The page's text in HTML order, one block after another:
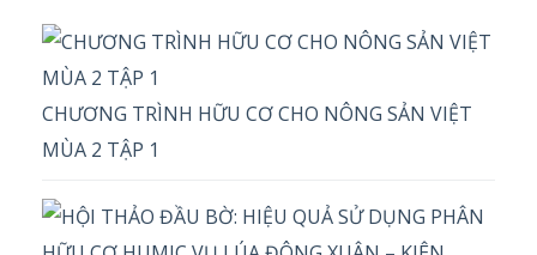
CHƯƠNG TRÌNH HỮU CƠ CHO NÔNG SẢN VIỆT
MÙA 2 TẬP 1